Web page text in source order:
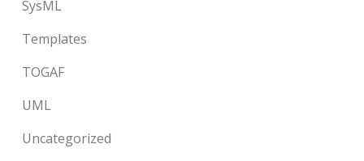
SysML
Templates
TOGAF
UML
Uncategorized